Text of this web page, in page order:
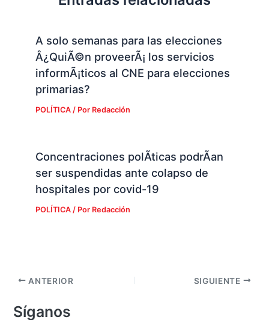
A solo semanas para las elecciones
Â¿QuiÃ©n proveerÃ¡ los servicios
informÃ¡ticos al CNE para elecciones
primarias?
POLÍTICA/ Por Redacción
Concentraciones polÃ­ticas podrÃ­an
ser suspendidas ante colapso de
hospitales por covid-19
POLÍTICA/ Por Redacción
ANTERIOR SIGUIENTE
Síganos